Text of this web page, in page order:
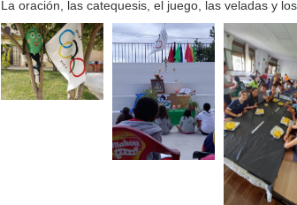
La oración, las catequesis, el juego, las veladas y